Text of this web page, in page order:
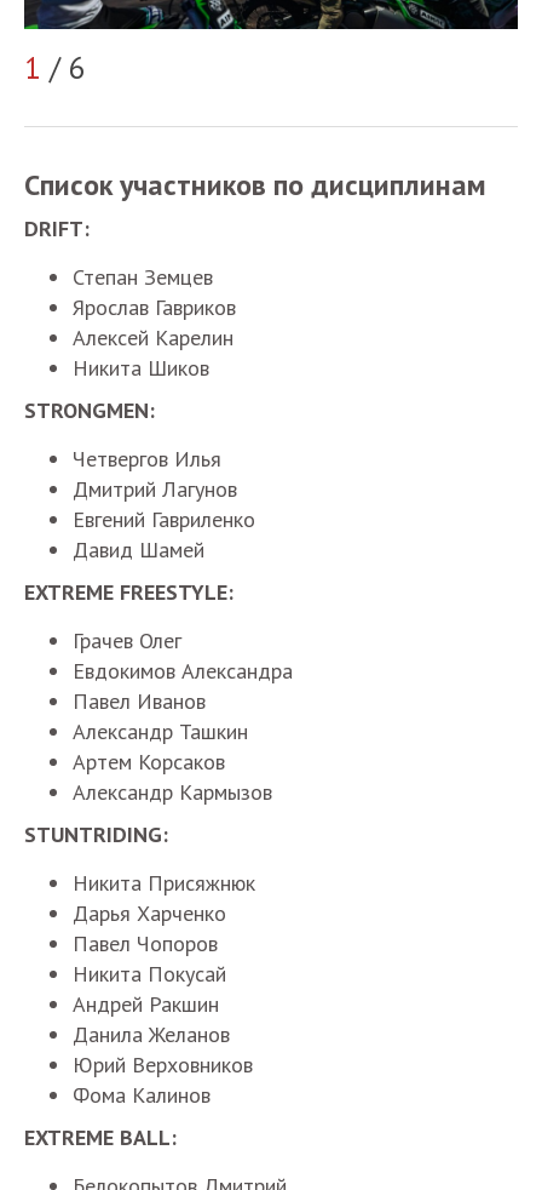
1 / 6
Списокучастников подисциплинам
DRIFT:
Степан Земцев
Ярослав Гавриков
Алексей Карелин
Никита Шиков
STRONGMEN:
Четвергов Илья
Дмитрий Лагунов
Евгений Гавриленко
Давид Шамей
EXTREME FREESTYLE:
Грачев Олег
Евдокимов Александра
Павел Иванов
Александр Ташкин
Артем Корсаков
Александр Кармызов
STUNTRIDING:
Никита Присяжнюк
Дарья Харченко
Павел Чопоров
Никита Покусай
Андрей Ракшин
Данила Желанов
Юрий Верховников
Фома Калинов
EXTREME BALL: